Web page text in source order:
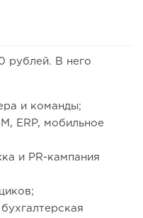
рублей. В него
и команды;
ERP, мобильное
и PR-кампания